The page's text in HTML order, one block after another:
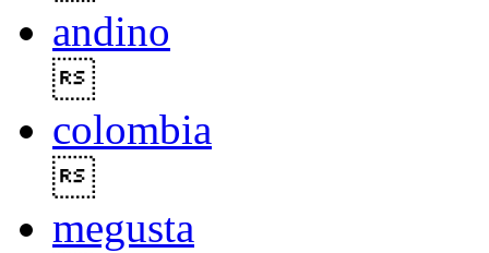
andino
colombia
megusta